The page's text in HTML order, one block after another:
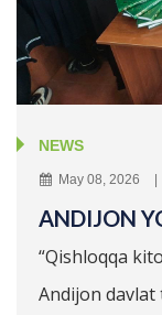
NEWS
May 08, 2026
ANDIJON
“Qishloqqa
Andijon